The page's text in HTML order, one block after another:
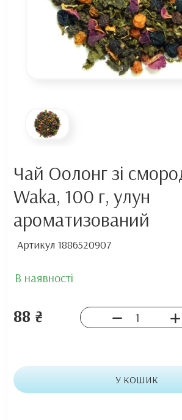
Чай Оолонг зі
Waka, 100 г, улун
ароматизований
Артикул 1886520907
В наявності
88 ₴
У КОШИК